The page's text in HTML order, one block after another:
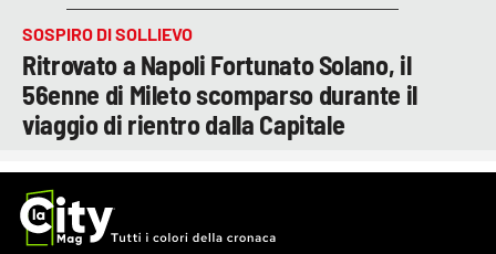
SOSPIRO DI SOLLIEVO
Ritrovato a Napoli Fortunato Solano, il
56enne di Mileto scomparso durante il
viaggio di rientro dalla Capitale